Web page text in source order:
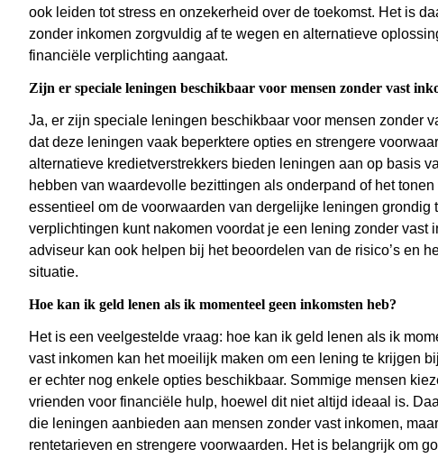
ook leiden tot stress en onzekerheid over de toekomst. Het is
zonder inkomen zorgvuldig af te wegen en alternatieve
financiële verplichting aangaat.
Zijn er speciale leningen beschikbaar voor mensen zonder vast
Ja, er zijn speciale leningen beschikbaar voor mensen zonder
dat deze leningen vaak beperktere opties en strengere
alternatieve kredietverstrekkers bieden leningen aan op basis
hebben van waardevolle bezittingen als onderpand of het
essentieel om de voorwaarden van dergelijke leningen grondig
verplichtingen kunt nakomen voordat je een lening zonder vast
adviseur kan ook helpen bij het beoordelen van de risico’s en
situatie.
Hoe kan ik geld lenen als ik momenteel geen inkomsten heb?
Het is een veelgestelde vraag: hoe kan ik geld lenen als ik
vast inkomen kan het moeilijk maken om een lening te krijgen
er echter nog enkele opties beschikbaar. Sommige mensen
vrienden voor financiële hulp, hoewel dit niet altijd ideaal is.
die leningen aanbieden aan mensen zonder vast inkomen,
rentetarieven en strengere voorwaarden. Het is belangrijk om